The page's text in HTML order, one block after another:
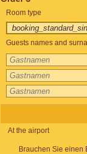
Room type
Guests names and
At the airport
Brauchen Sie einen